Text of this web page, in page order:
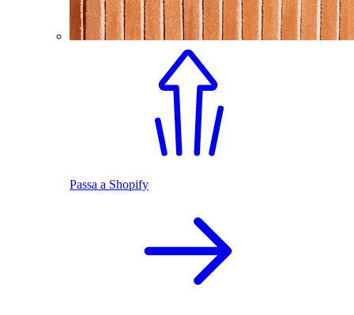
Passa a Shopify